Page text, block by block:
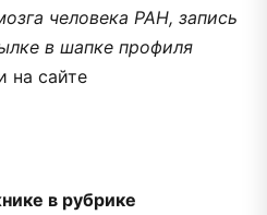
человека РАН, запись
в шапке профиля
на сайте
в рубрике